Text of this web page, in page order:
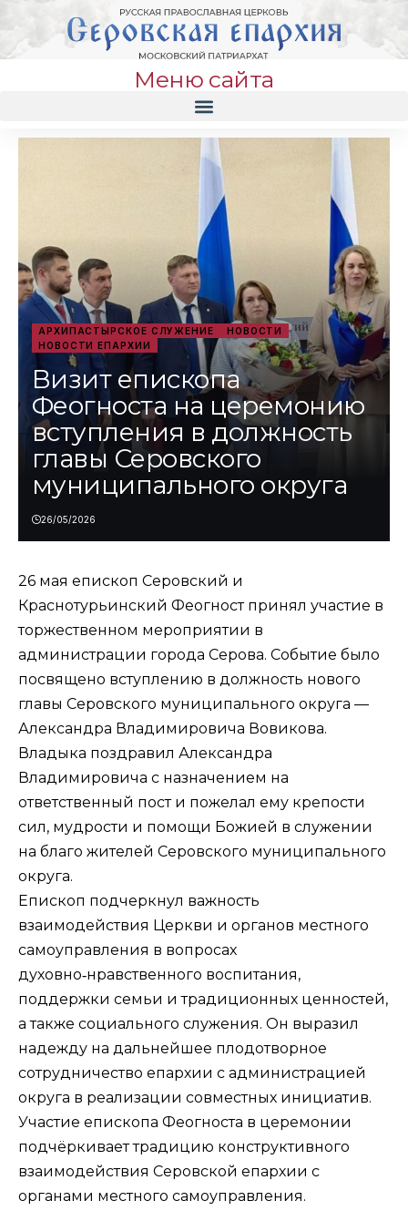
Меню сайта
АРХИПАСТЫРСКОЕ СЛУЖЕНИЕ
НОВОСТИ
НОВОСТИ ЕПАРХИИ
Визит епископа
Феогноста на церемонию
вступления в должность
главы Серовского
муниципального округа
26/05/2026
26 мая епископ Серовский и
Краснотурьинский Феогност принял участие в
торжественном мероприятии в
администрации города Серова. Событие было
посвящено вступлению в должность нового
главы Серовского муниципального округа —
Александра Владимировича Вовикова.
Владыка поздравил Александра
Владимировича с назначением на
ответственный пост и пожелал ему крепости
сил, мудрости и помощи Божией в служении
на благо жителей Серовского муниципального
округа.
Епископ подчеркнул важность
взаимодействия Церкви и органов местного
самоуправления в вопросах
духовно‑нравственного воспитания,
поддержки семьи и традиционных ценностей,
а также социального служения. Он выразил
надежду на дальнейшее плодотворное
сотрудничество епархии с администрацией
округа в реализации совместных инициатив.
Участие епископа Феогноста в церемонии
подчёркивает традицию конструктивного
взаимодействия Серовской епархии с
органами местного самоуправления.